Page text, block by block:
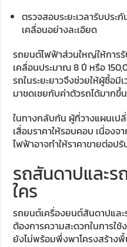
ตรวจสอบระยะเวลารับประ
เคลื่อนอย่างละเอียด
รถยนต์ไฟฟ้าส่วนใหญ่ให้การ
เคลื่อนประมาณ 8 ปี หรือ
รถในระยะยาวจึงช่วยให้ผู้ซื้อ
มาชดเชยกับค่าตัวรถได้มากขึ้น
ในทางกลับกัน ผู้ที่วางแผนเป
เสื่อมราคาให้รอบคอบ เนื่อง
ไฟฟ้าอาจทำให้ราคาขายต่อป
รถสันดาปและร
ใคร
รถยนต์เครื่องยนต์สันดาปแล
ต้องการความสะดวกในการใ
ยังไม่พร้อมพึ่งพาโครงสร้าง